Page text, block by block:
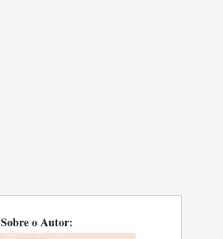
Sobre o Autor: